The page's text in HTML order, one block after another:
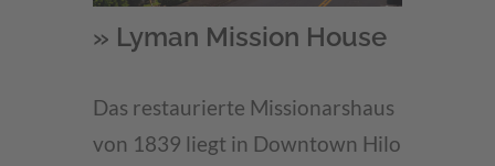
» Lyman Mission House
Das restaurierte Missionarshaus
von 1839 liegt in Downtown Hilo